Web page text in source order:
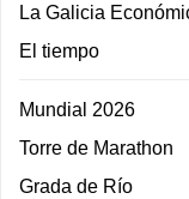
La Galicia
El tiempo
Mundial 2026
Torre de Marathon
Grada de Río